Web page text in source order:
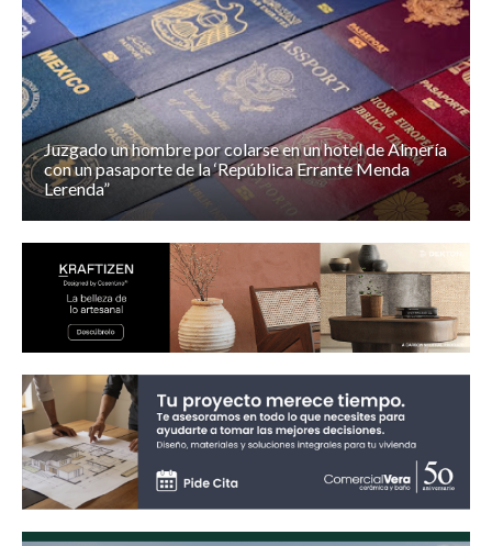
Juzgado un hombre por colarse en un hotel de Almería
con un pasaporte de la ‘República Errante Menda
Lerenda”